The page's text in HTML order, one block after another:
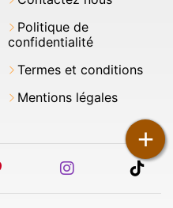
+
Politique de
confidentialité
Termes et conditions
Mentions légales
pinterest instagram